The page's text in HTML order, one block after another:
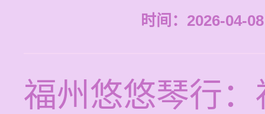
时间：2026-04-
福州悠悠琴行